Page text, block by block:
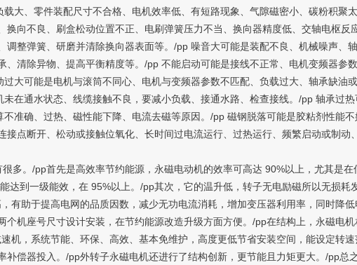
大、零件装配尺寸不合格、电机效率低、有短路现象、气隙磁密小、碳粉积
换向不良、刷盒松动位置不正、电刷弹簧压力不当、换向器精度低、交轴电枢
调整弹簧、研磨并清除换向器表面等。/pp 噪音大可能是装配不良、机械噪声
、清除异物、提高平衡精度等。/pp 不能启动可能是接线不正常、电机变频器
大可能是电机与滚筒不同心、电机与变频器参数不匹配、负载过大、轴承缺油
在通水状态、线缆接触不良，要减小负载、接通水路、检查接线。/pp 轴承过
准确、过热、磁性能下降、电流去磁等原因。/pp 磁钢脱落可能是胶粘剂性能
接点断开、松动或接触位氧化、长时间过电流运行、过热运行、频繁启动或制
。/pp首先是高效率节约能源，永磁电动机的效率可高达 90%以上，尤其是
达到一级能效，在 95%以上。/pp其次，它的温升低，转子无电励磁所以无损
有助于提高电网的品质因数，减少无功电流消耗，增加变压器利用率，同时降
个机座号尺寸设计安装，在节约能源改造升级方面方便。/pp在结构上，永磁电
机，系统节能、环保、高效、基本免维护，高度更低节省安装空间，能设定转
补偿器投入。/pp外转子永磁电机还进行了结构创新，更节能且力矩更大。/pp总